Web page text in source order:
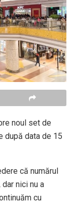
noul set de
după data de 15
că numărul
nici nu a
cu